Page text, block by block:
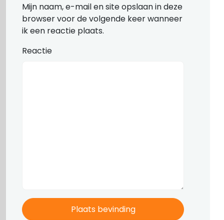
Mijn naam, e-mail en site opslaan in deze
browser voor de volgende keer wanneer
ik een reactie plaats.
Reactie